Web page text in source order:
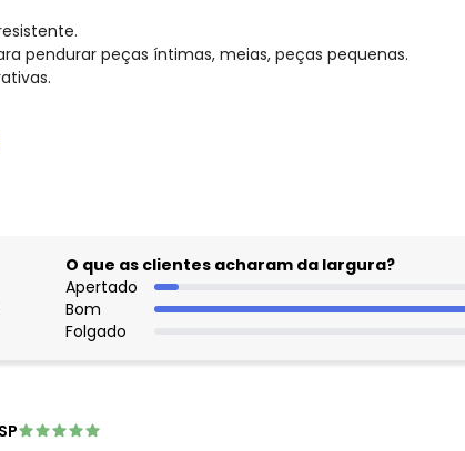
pendurar peças íntimas, meias, peças pequenas.
O que as clientes acharam da largura?
Apertado
Bom
Folgado